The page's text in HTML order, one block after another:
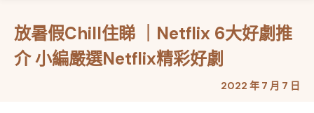
放暑假Chill住睇 ｜Netflix 6大好劇推
介 小編嚴選Netflix精彩好劇
2022 年 7 月 7 日